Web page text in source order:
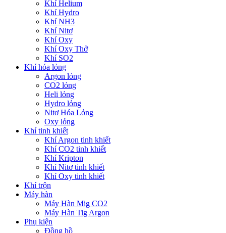
Khí Helium
Khí Hydro
Khí NH3
Khí Nitơ
Khí Oxy
Khí Oxy Thở
Khí SO2
Khí hóa lỏng
Argon lỏng
CO2 lỏng
Heli lỏng
Hydro lỏng
Nitơ Hóa Lỏng
Oxy lỏng
Khí tinh khiết
Khí Argon tinh khiết
Khí CO2 tinh khiết
Khí Kripton
Khí Nitơ tinh khiết
Khí Oxy tinh khiết
Khí trộn
Máy hàn
Máy Hàn Mig CO2
Máy Hàn Tig Argon
Phụ kiện
Đồng hồ